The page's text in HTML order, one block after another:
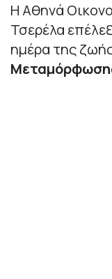
Η Αθηνά
Τσερέλα
ημέρα της